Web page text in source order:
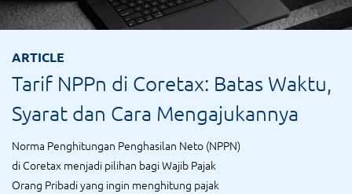
ARTICLE
Tarif NPPn di Coretax: Batas Waktu,
Syarat dan Cara Mengajukannya
Norma Penghitungan Penghasilan Neto (NPPN)
di Coretax menjadi pilihan bagi Wajib Pajak
Orang Pribadi yang ingin menghitung pajak